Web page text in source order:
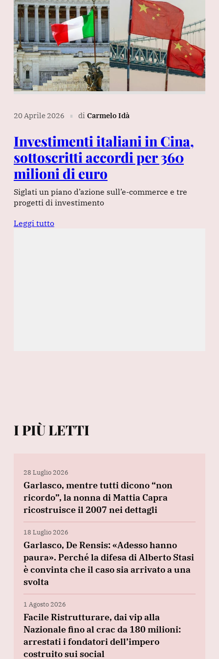
20 Aprile 2026 ∎ di Carmelo Idà
Investimenti italiani in Cina,
sottoscritti accordi per 360
milioni di euro
Siglati un piano d’azione sull’e-commerce e tre
progetti di investimento
Leggi tutto
I PIÙ LETTI
28 Luglio 2026
Garlasco, mentre tutti dicono “non
ricordo”, la nonna di Mattia Capra
ricostruisce il 2007 nei dettagli
18 Luglio 2026
Garlasco, De Rensis: «Adesso hanno
paura». Perché la difesa di Alberto Stasi
è convinta che il caso sia arrivato a una
svolta
1 Agosto 2026
Facile Ristrutturare, dai vip alla
Nazionale fino al crac da 180 milioni:
arrestati i fondatori dell’impero
costruito sui social